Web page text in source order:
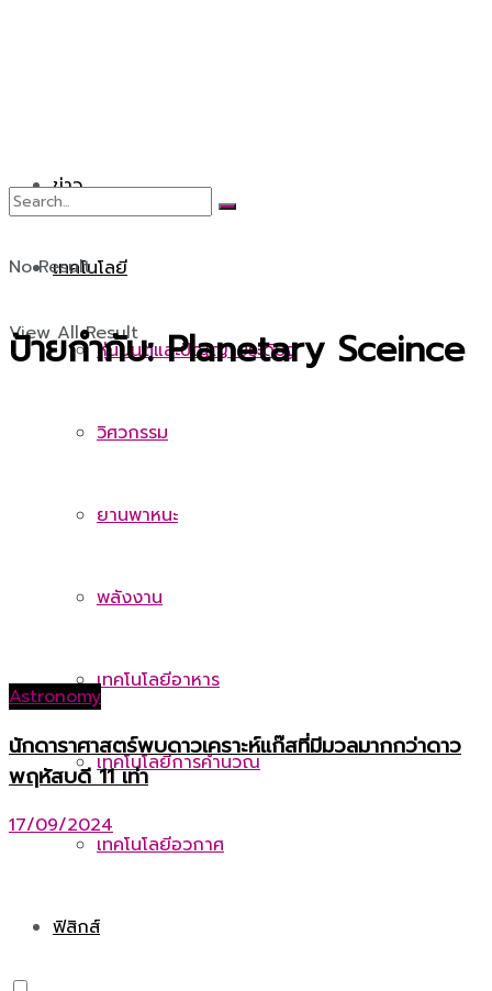
ข่าว
เทคโนโลยี
หุ่นยนต์และปัญญาประดิษฐ์
วิศวกรรม
ยานพาหนะ
พลังงาน
เทคโนโลยีอาหาร
เทคโนโลยีการคำนวณ
เทคโนโลยีอวกาศ
ฟิสิกส์
No Result
View All Result
ป้ายกำกับ:Planetary Sceince
Astronomy
นักดาราศาสตร์พบดาวเคราะห์แก๊สที่มีมวลมากกว่าดาว
พฤหัสบดี 11 เท่า
17/09/2024